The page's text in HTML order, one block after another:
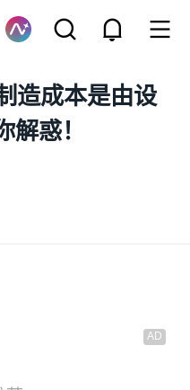
造成本是由设
惑！